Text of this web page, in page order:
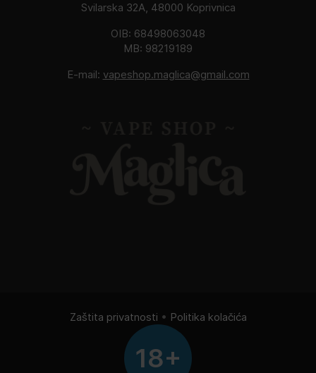
Svilarska 32A, 48000 Koprivnica
OIB: 68498063048
MB: 98219189
E-mail: vapeshop.maglica@gmail.com
Zaštita privatnosti • Politika kolačića
18+